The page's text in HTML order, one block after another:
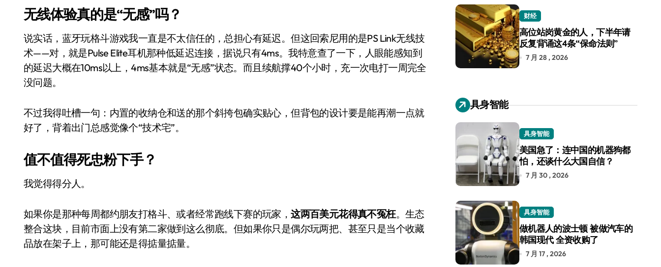
对不起胖东来，我先不学了——永辉的“休克疗法”宣告暂停
小米涨价！K90跳上3099，小米17标准版逼近4800
长鑫上市只是开胃菜：合肥正在下一盘你看不懂的大棋
Xbox 360 游戏终于要登 PC，光盘党也能“以盘换数”了？
苹果三星偷偷在用的“无感切换”，索尼Bose却学不会？一文讲透
无线体验真的是“无感”吗？
说实话，蓝牙玩格斗游戏我一直是不太信任的，总担心有延迟。但这回索尼用的是PS Link无线技
术——对，就是Pulse Elite耳机那种低延迟连接，据说只有4ms。我特意查了一下，人眼能感知到
的延迟大概在10ms以上，4ms基本就是“无感”状态。而且续航撑40个小时，充一次电打一周完全
没问题。
不过我得吐槽一句：内置的收纳仓和送的那个斜挎包确实贴心，但背包的设计要是能再潮一点就
好了，背着出门总感觉像个“技术宅”。
值不值得死忠粉下手？
我觉得得分人。
如果你是那种每周都约朋友打格斗、或者经常跑线下赛的玩家，这两百美元花得真不冤枉。生态
整合这块，目前市面上没有第二家做到这么彻底。但如果你只是偶尔玩两把、甚至只是当个收藏
品放在架子上，那可能还是得掂量掂量。
财经
高位站岗黄金的人，下半年请
反复背诵这4条“保命法则”
7 月 28 , 2026
具身智能
具身智能
美国急了：连中国的机器狗都
怕，还谈什么大国自信？
7 月 30 , 2026
具身智能
做机器人的波士顿 被做汽车的
韩国现代 全资收购了
7 月 17 , 2026